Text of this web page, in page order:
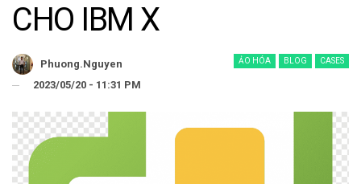
CHO IBM X
ẢO HÓA BLOG CASES
Phuong.nguyen
2023/05/20 - 11:31 PM